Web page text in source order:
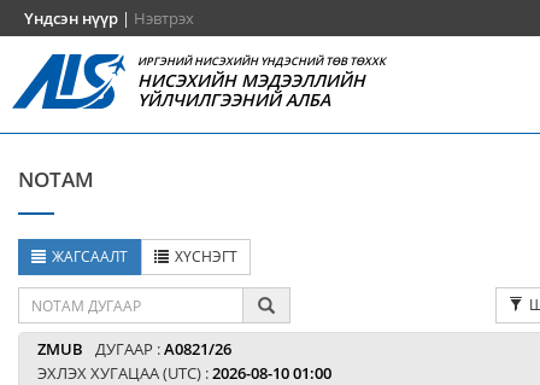
Үндсэн нүүр | Нэвтрэх
ИРГЭНИЙ НИСЭХИЙН ҮНДЭСНИЙ ТӨВ ТӨХХК
НИСЭХИЙН МЭДЭЭЛЛИЙН
ҮЙЛЧИЛГЭЭНИЙ АЛБА
NOTAM
ЖАГСААЛТ ХҮСНЭГТ
ZMUB ДУГААР :A0821/26
ЭХЛЭХ ХУГАЦАА (UTC) :2026-08-10 01:00